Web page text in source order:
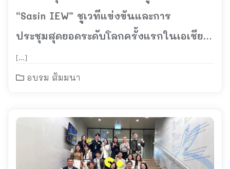
“Sasin IEW” ชูเวทีแข่งขันและการ
ประชุมสุดยอดระดับโลกครั้งแรกในเอเชีย
เปิดเวทีเสวนาพร้อมผู้เชี่ยวชาญ 19-23
มิถุนายน 2567 นี้
[…]
อบรม สัมมนา